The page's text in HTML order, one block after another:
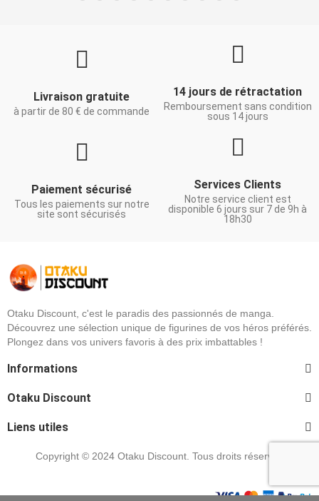
Livraison gratuite
à partir de 80 € de commande
14 jours de rétractation
Remboursement sans condition
sous 14 jours
Paiement sécurisé
Tous les paiements sur notre
site sont sécurisés
Services Clients
Notre service client est
disponible 6 jours sur 7 de 9h à
18h30
Otaku Discount, c'est le paradis des passionnés de manga.
Découvrez une sélection unique de figurines de vos héros préférés.
Plongez dans vos univers favoris à des prix imbattables !
Informations
Otaku Discount
Liens utiles
Copyright © 2024 Otaku Discount. Tous droits réservés